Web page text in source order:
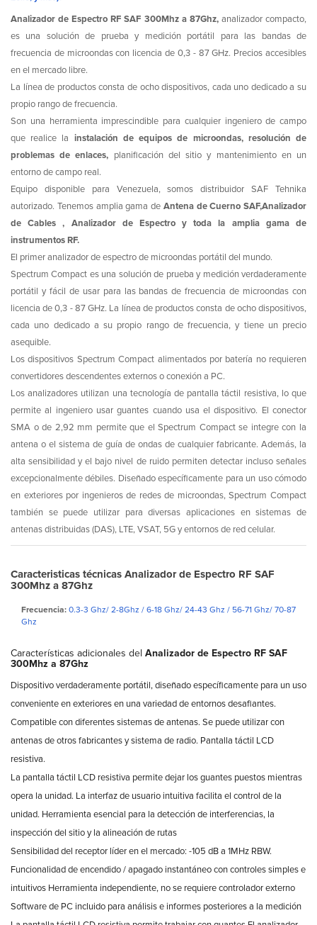
Analizador de Espectro RF SAF 300Mhz a 87Ghz, analizador compacto,
es una solución de prueba y medición portátil para las bandas de
frecuencia de microondas con licencia de 0,3 - 87 GHz. Precios accesibles
en el mercado libre.
La línea de productos consta de ocho dispositivos, cada uno dedicado a su
propio rango de frecuencia.
Son una herramienta imprescindible para cualquier ingeniero de campo
que realice la instalación de equipos de microondas, resolución de
problemas de enlaces, planificación del sitio y mantenimiento en un
entorno de campo real.
Equipo disponible para Venezuela, somos distribuidor SAF Tehnika
autorizado. Tenemos amplia gama de Antena de Cuerno SAF,Analizador
de Cables , Analizador de Espectro y toda la amplia gama de
instrumentos RF.
El primer analizador de espectro de microondas portátil del mundo.
Spectrum Compact es una solución de prueba y medición verdaderamente
portátil y fácil de usar para las bandas de frecuencia de microondas con
licencia de 0,3 - 87 GHz. La línea de productos consta de ocho dispositivos,
cada uno dedicado a su propio rango de frecuencia, y tiene un precio
asequible.
Los dispositivos Spectrum Compact alimentados por batería no requieren
convertidores descendentes externos o conexión a PC.
Los analizadores utilizan una tecnología de pantalla táctil resistiva, lo que
permite al ingeniero usar guantes cuando usa el dispositivo. El conector
SMA o de 2,92 mm permite que el Spectrum Compact se integre con la
antena o el sistema de guía de ondas de cualquier fabricante. Además, la
alta sensibilidad y el bajo nivel de ruido permiten detectar incluso señales
excepcionalmente débiles. Diseñado específicamente para un uso cómodo
en exteriores por ingenieros de redes de microondas, Spectrum Compact
también se puede utilizar para diversas aplicaciones en sistemas de
antenas distribuidas (DAS), LTE, VSAT, 5G y entornos de red celular.
Caracteristicas técnicas Analizador de Espectro RF SAF
300Mhz a 87Ghz
Frecuencia: 0.3-3 Ghz/ 2-8Ghz / 6-18 Ghz/ 24-43 Ghz / 56-71 Ghz/ 70-87
Ghz
Características adicionales del Analizador de Espectro RF SAF
300Mhz a 87Ghz
Dispositivo verdaderamente portátil, diseñado específicamente para un uso
conveniente en exteriores en una variedad de entornos desafiantes.
Compatible con diferentes sistemas de antenas. Se puede utilizar con
antenas de otros fabricantes y sistema de radio. Pantalla táctil LCD
resistiva.
La pantalla táctil LCD resistiva permite dejar los guantes puestos mientras
opera la unidad. La interfaz de usuario intuitiva facilita el control de la
unidad. Herramienta esencial para la detección de interferencias, la
inspección del sitio y la alineación de rutas
Sensibilidad del receptor líder en el mercado: -105 dB a 1MHz RBW.
Funcionalidad de encendido / apagado instantáneo con controles simples e
intuitivos Herramienta independiente, no se requiere controlador externo
Software de PC incluido para análisis e informes posteriores a la medición